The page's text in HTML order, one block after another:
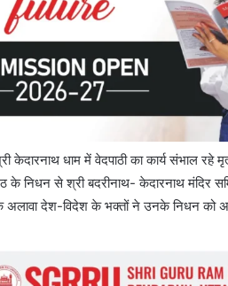
केदारनाथ धाम में वेदपाठी का कार्य संभाल रहे
के निधन से श्री बदरीनाथ- केदारनाथ मंदिर
देश-विदेश के भक्तों ने उनके निधन को